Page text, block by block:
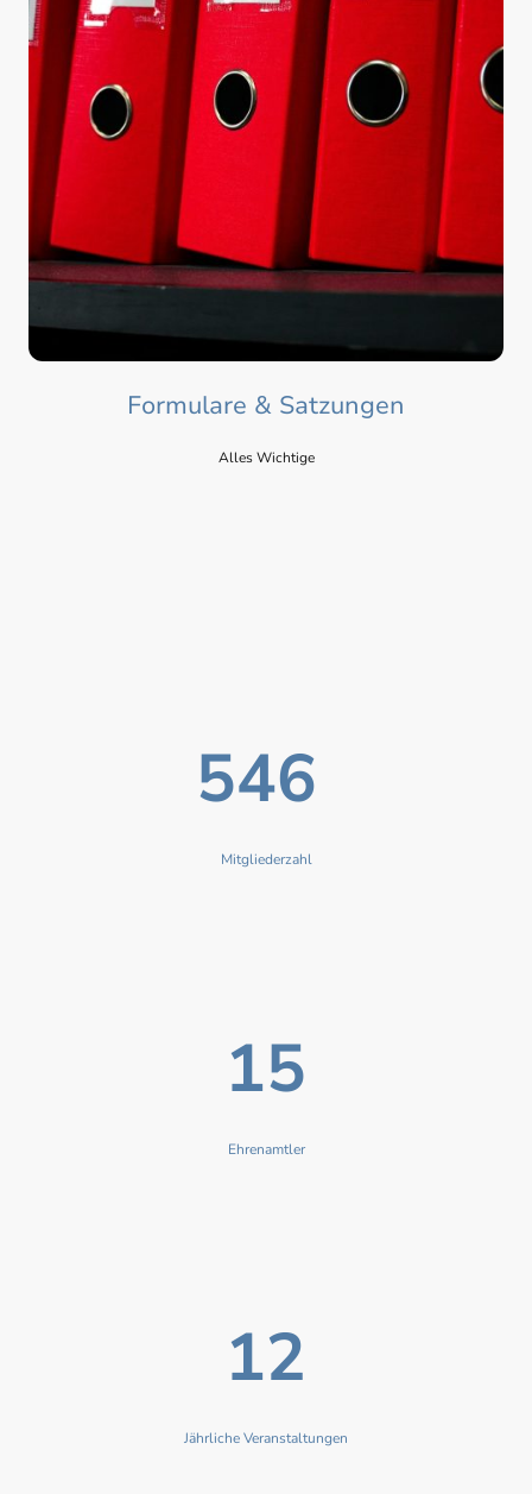
Formulare & Satzungen
Alles Wichtige
546
Mitgliederzahl
15
Ehrenamtler
12
Jährliche Veranstaltungen